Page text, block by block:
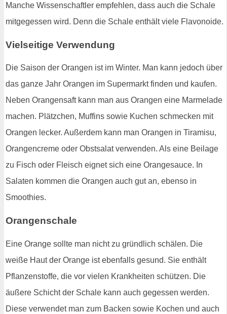
Manche Wissenschaftler empfehlen, dass auch die Schale
mitgegessen wird. Denn die Schale enthält viele Flavonoide.
Vielseitige Verwendung
Die Saison der Orangen ist im Winter. Man kann jedoch über
das ganze Jahr Orangen im Supermarkt finden und kaufen.
Neben Orangensaft kann man aus Orangen eine Marmelade
machen. Plätzchen, Muffins sowie Kuchen schmecken mit
Orangen lecker. Außerdem kann man Orangen in Tiramisu,
Orangencreme oder Obstsalat verwenden. Als eine Beilage
zu Fisch oder Fleisch eignet sich eine Orangesauce. In
Salaten kommen die Orangen auch gut an, ebenso in
Smoothies.
Orangenschale
Eine Orange sollte man nicht zu gründlich schälen. Die
weiße Haut der Orange ist ebenfalls gesund. Sie enthält
Pflanzenstoffe, die vor vielen Krankheiten schützen. Die
äußere Schicht der Schale kann auch gegessen werden.
Diese verwendet man zum Backen sowie Kochen und auch